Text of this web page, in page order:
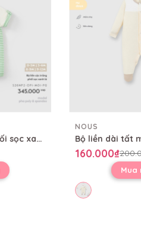
Bộ liền cộc trắng phối sọc xanh lá
NOUS
160.000₫
Mua